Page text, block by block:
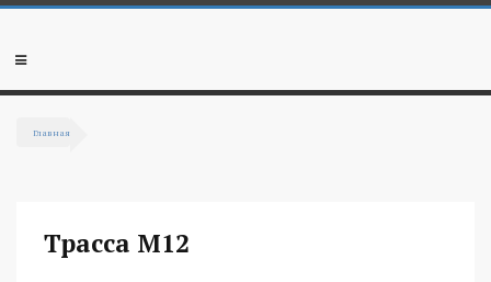
Перейти к основному содержанию
Мобильное
Главная
Трасса М12